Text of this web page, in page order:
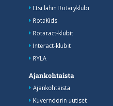
Etsi lähin Rotaryklubi
RotaKids
Rotaract-klubit
Interact-klubit
RYLA
Ajankohtaista
Ajankohtaista
Kuvernöörin uutiset